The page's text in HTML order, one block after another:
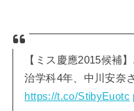
【ミス慶應2015候補
治学科4年、中川安奈
https://t.co/StibyEuotc